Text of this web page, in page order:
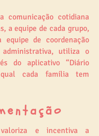
comunicação cotidiana
a equipe de cada grupo,
equipe de coordenação
administrativa, utiliza o
do aplicativo “Diário
cada família tem
e incentiva a